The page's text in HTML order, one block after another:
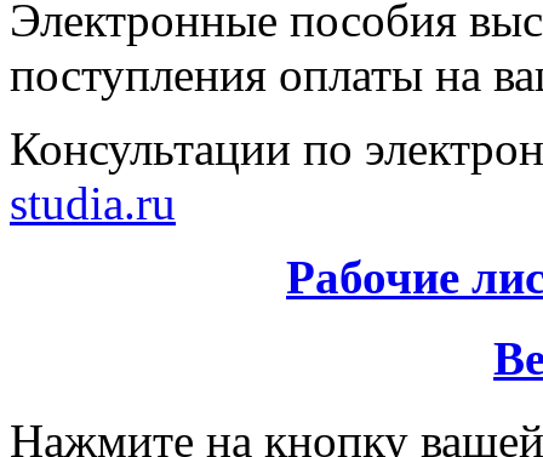
Электронные пособия
поступления оплаты на
Консультации по
studia.ru
Рабочие
Нажмите на кнопку